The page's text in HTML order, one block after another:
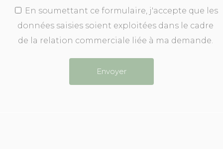
En soumettant ce formulaire, j'accepte que les
données saisies soient exploitées dans le cadre
de la relation commerciale liée à ma demande.